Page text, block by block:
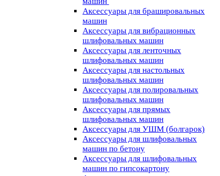
Аксессуары для брашировальных
машин
Аксессуары для вибрационных
шлифовальных машин
Аксессуары для ленточных
шлифовальных машин
Аксессуары для настольных
шлифовальных машин
Аксессуары для полировальных
шлифовальных машин
Аксессуары для прямых
шлифовальных машин
Аксессуары для УШМ (болгарок)
Аксессуары для шлифовальных
машин по бетону
Аксессуары для шлифовальных
машин по гипсокартону